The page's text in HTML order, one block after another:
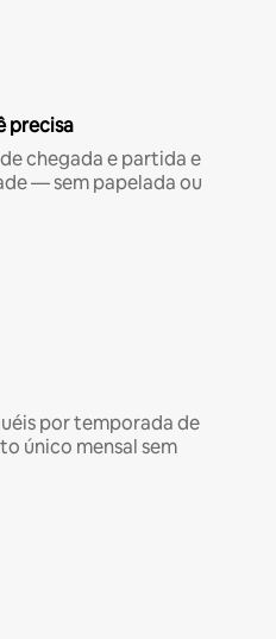
precisa
chegada e partida e
— sem papelada ou
por temporada de
único mensal sem